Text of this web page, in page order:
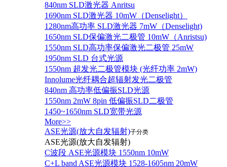
840nm SLD激光器 Anritsu
1690nm SLD激光器 10mW（Denselight）
1280nm高功率 SLD激光器 7mW（Denselight)
1650nm SLD保偏激光二极管 10mW（Anristsu)
1550nm SLD高功率保偏激光二极管 25mW
1950nm SLD 台式光源
1550nm 超发光二极管模块 (光纤功率 2mW)
Innolume光纤耦合超辐射发光二极管
840nm 高功率低偏振SLD光源
1550nm 2mW 8pin 低偏振SLD二极管
1450~1650nm SLD宽带光源
More>>
ASE光源(放大自发辐射)子分类
ASE光源(放大自发辐射)
C波段 ASE光源模块 1550nm 10mW
C+L band ASE光源模块 1528-1605nm 20mW